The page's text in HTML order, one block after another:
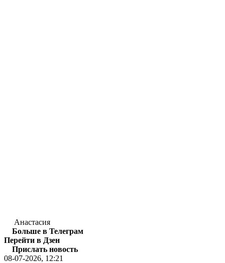
Анастасия
Больше в Телеграм
Перейти в Дзен
Прислать новость
08-07-2026, 12:21